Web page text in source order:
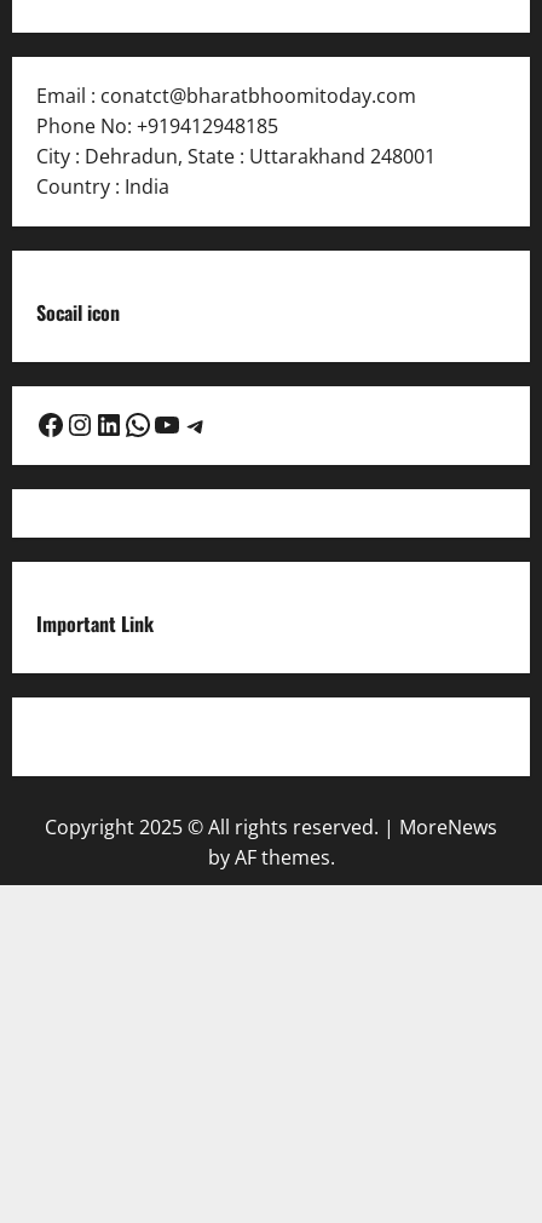
Email : conatct@bharatbhoomitoday.com
Phone No: +919412948185
City : Dehradun, State : Uttarakhand 248001
Country : India
Socail icon
Facebook
Instagram
LinkedIn
WhatsApp
YouTube
Telegram
Important Link
Copyright 2025 © All rights reserved. | MoreNews
by AF themes.